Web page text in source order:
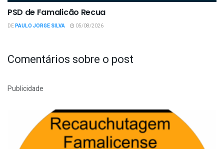
PSD de Famalicão Recua
DEPAULO JORGE SILVA 05/08/2026
Comentários sobre o post
Publicidade